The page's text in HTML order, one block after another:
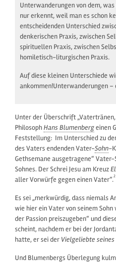
Unterwanderungen von dem,
nur erkennt, weil man es schon
entscheidenden Unterschied
denkerischen Praxis, zwischen
spirituellen Praxis, zwischen
homiletisch-liturgischen Praxis.
Auf diese kleinen Unterschiede
ankommen!Unterwanderungen –
Unter der Überschrift
PhilosophHans Blumenbergeinen
Feststellung: Im Unterschied zu
des Vaters endenden Vater-Sohn-
Gethsemane ausgetragene“
Sohnes. Der Schrei Jesu am Kreuz
aller Vorwürfe gegen einen Vater“.2
Es sei „merkwürdig, dass niemals
wie hier ein Vater von seinem
der Passion preiszugeben“ und
scheint, nachdem er bei der
hatte, er sei der Vielgeliebte
Und Blumenbergs Überlegung